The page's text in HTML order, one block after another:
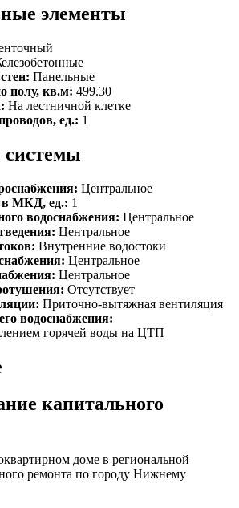
элементы
Панельные
полу, кв.м: 499.30
На лестничной клетке
ед.: 1
Центральное
в МКД, ед.: 1
водоснабжения: Центральное
Центральное
Внутренние водостоки
Центральное
Центральное
Отсутствует
Приточно-вытяжная вентиляция
водоснабжения:
горячей воды на ЦТП
капитального
доме в региональной
ремонта по городу Нижнему